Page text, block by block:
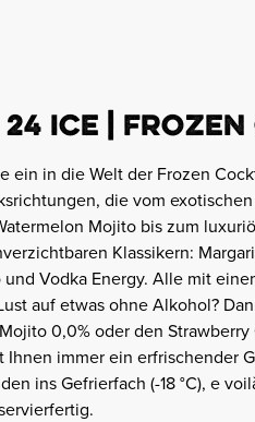
24 ICE |
ein in die Welt der Frozen
die vom
Mojito bis zum
Klassikern:
Vodka Energy. Alle mit
auf etwas ohne Alkohol?
0,0% oder den
Ihnen immer ein erfrischender
ins Gefrierfach (-18 °C), e